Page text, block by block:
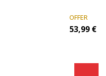
OFFER
53,99 €